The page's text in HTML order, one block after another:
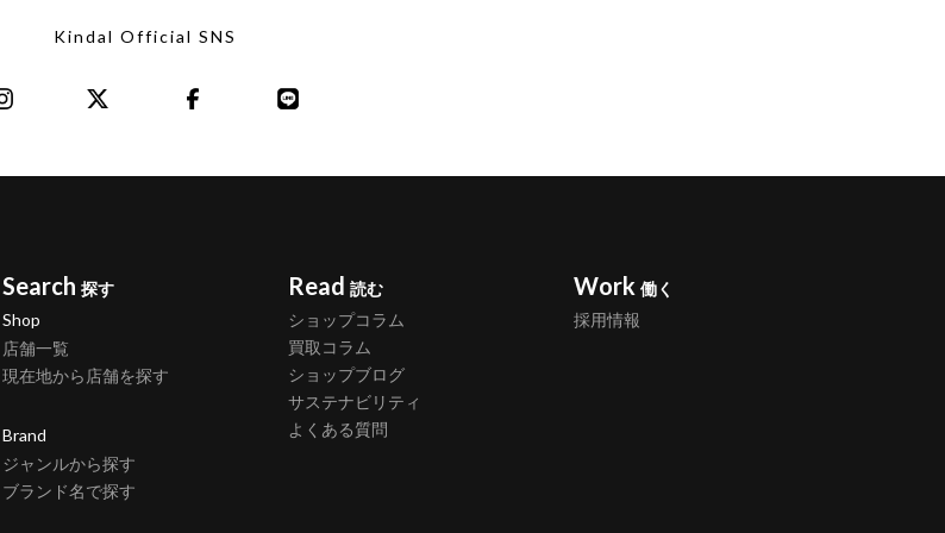
Kindal Official SNS
Search 探す
Shop
店舗一覧
現在地から店舗を探す
Brand
ジャンルから探す
ブランド名で探す
Read 読む
ショップコラム
買取コラム
ショップブログ
サステナビリティ
よくある質問
Work 働く
採用情報